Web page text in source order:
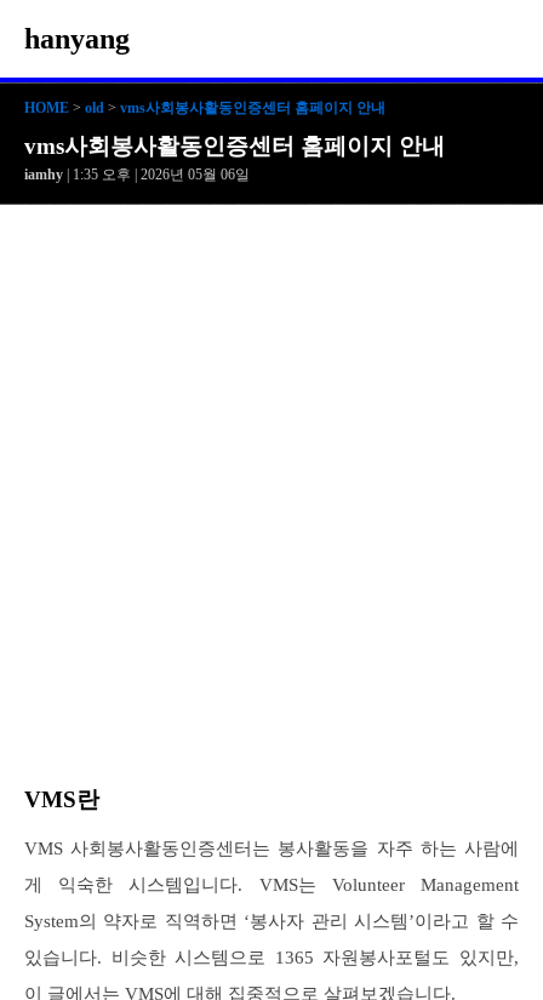
hanyang
HOME > old > vms사회봉사활동인증센터 홈페이지 안내
vms사회봉사활동인증센터 홈페이지 안내
iamhy | 1:35 오후 | 2026년 05월 06일
VMS란
VMS 사회봉사활동인증센터는 봉사활동을 자주 하는 사람에
게 익숙한 시스템입니다. VMS는 Volunteer Management
System의 약자로 직역하면 ‘봉사자 관리 시스템’이라고 할 수
있습니다. 비슷한 시스템으로 1365 자원봉사포털도 있지만,
이 글에서는 VMS에 대해 집중적으로 살펴보겠습니다.